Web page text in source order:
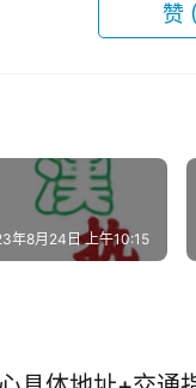
赞
年8月24日 上午10:15